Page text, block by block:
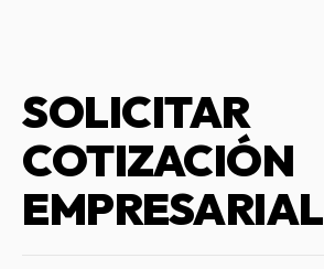
SOLICITAR
COTIZACIÓN
EMPRESARIAL